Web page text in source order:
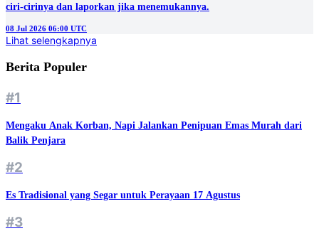
ciri-cirinya dan laporkan jika menemukannya.
08 Jul 2026 06:00 UTC
Lihat selengkapnya
Berita Populer
#1
Mengaku Anak Korban, Napi Jalankan Penipuan Emas Murah dari
Balik Penjara
#2
Es Tradisional yang Segar untuk Perayaan 17 Agustus
#3